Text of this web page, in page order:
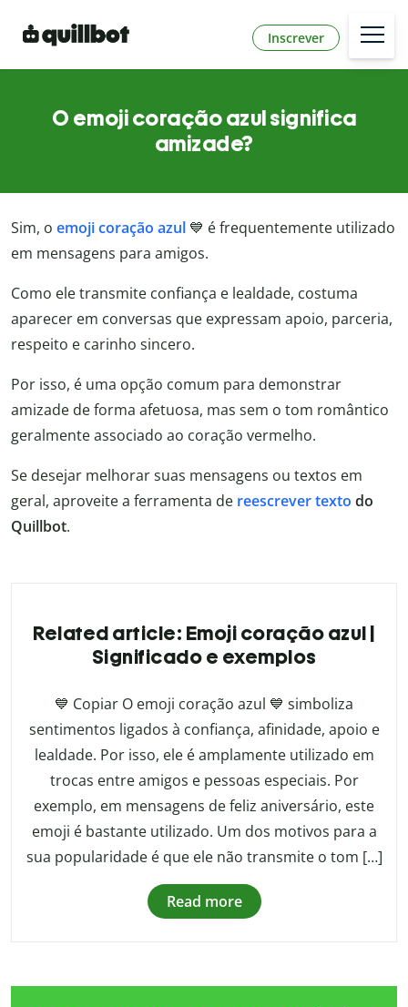
Inscrever
O emoji coração azul significa
amizade?
Sim, o emoji coração azul 💙 é frequentemente utilizado
em mensagens para amigos.
Como ele transmite confiança e lealdade, costuma
aparecer em conversas que expressam apoio, parceria,
respeito e carinho sincero.
Por isso, é uma opção comum para demonstrar
amizade de forma afetuosa, mas sem o tom romântico
geralmente associado ao coração vermelho.
Se desejar melhorar suas mensagens ou textos em
geral, aproveite a ferramenta de reescrever texto do
Quillbot.
Related article: Emoji coração azul |
Significado e exemplos
💙 Copiar O emoji coração azul 💙 simboliza
sentimentos ligados à confiança, afinidade, apoio e
lealdade. Por isso, ele é amplamente utilizado em
trocas entre amigos e pessoas especiais. Por
exemplo, em mensagens de feliz aniversário, este
emoji é bastante utilizado. Um dos motivos para a
sua popularidade é que ele não transmite o tom […]
Read more